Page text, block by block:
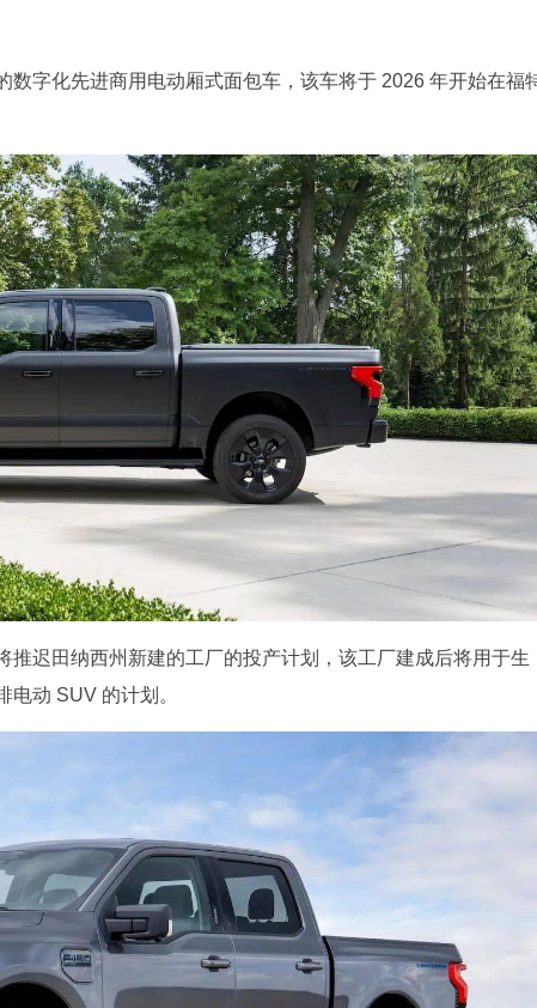
字化先进商用电动厢式面包车，该车将于 2026 年开始在福
推迟田纳西州新建的工厂的投产计划，该工厂建成后将用于生
动 SUV 的计划。